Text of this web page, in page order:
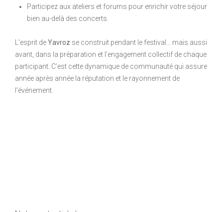
Participez aux ateliers et forums pour enrichir votre séjour
bien au-delà des concerts.
L’esprit deYavroz se construit pendant le festival… mais aussi
avant, dans la préparation et l’engagement collectif de chaque
participant. C’est cette dynamique de communauté qui assure
année après année la réputation et le rayonnement de
l’événement.